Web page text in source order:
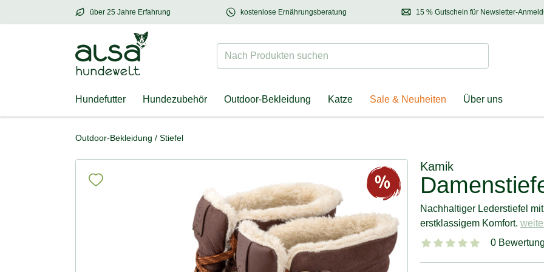
über 25 Jahre Erfahrung
über25 Jahre Erfahrung – mit Herz für Hund & Halter 15 % Gutschein für Newsletter-
Entdecken Sie
kostenlose Ernährungsberatung
Kontaktieren Sie unsere
Ernährungsberatung:
Nach Produkten suchen Suchen
Hundefutter Hundezubehör Outdoor-Bekleidung Katze Sale & Neuheiten Über uns
Outdoor-Bekleidung / Stiefel
Kamik
Nachhaltiger Lederstiefel
erstklassigem Komfort.
0